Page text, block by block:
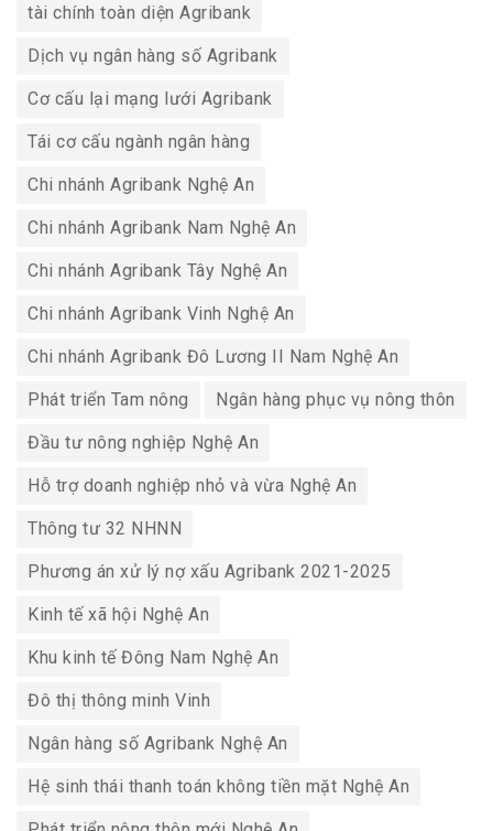
tài chính toàn diện Agribank
Dịch vụ ngân hàng số Agribank
Cơ cấu lại mạng lưới Agribank
Tái cơ cấu ngành ngân hàng
Chi nhánh Agribank Nghệ An
Chi nhánh Agribank Nam Nghệ An
Chi nhánh Agribank Tây Nghệ An
Chi nhánh Agribank Vinh Nghệ An
Chi nhánh Agribank Đô Lương II Nam Nghệ An
Phát triển Tam nông Ngân hàng phục vụ nông thôn
Đầu tư nông nghiệp Nghệ An
Hỗ trợ doanh nghiệp nhỏ và vừa Nghệ An
Thông tư 32 NHNN
Phương án xử lý nợ xấu Agribank 2021-2025
Kinh tế xã hội Nghệ An
Khu kinh tế Đông Nam Nghệ An
Đô thị thông minh Vinh
Ngân hàng số Agribank Nghệ An
Hệ sinh thái thanh toán không tiền mặt Nghệ An